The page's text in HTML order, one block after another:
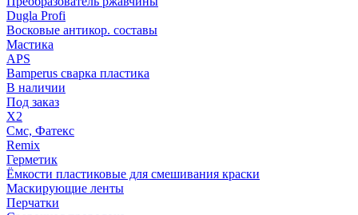
Dugla Profi
Восковые антикор. составы
Мастика
APS
Bamperus сварка пластика
В наличии
Под заказ
X2
Смс, Фатекс
Remix
Герметик
Ёмкости пластиковые для смешивания краски
Маскирующие ленты
Перчатки